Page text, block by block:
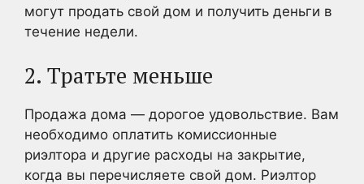
могут продать свой дом и получить деньги в
течение недели.
2. Тратьте меньше
Продажа дома — дорогое удовольствие. Вам
необходимо оплатить комиссионные
риэлтора и другие расходы на закрытие,
когда вы перечисляете свой дом. Риэлтор